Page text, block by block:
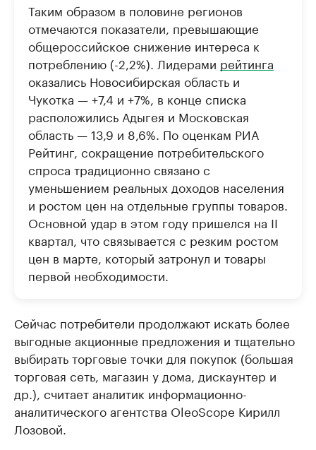
Таким образом в половине регионов
отмечаются показатели, превышающие
общероссийское снижение интереса к
потреблению (-2,2%). Лидерами рейтинга
оказались Новосибирская область и
Чукотка — +7,4 и +7%, в конце списка
расположились Адыгея и Московская
область — 13,9 и 8,6%. По оценкам РИА
Рейтинг, сокращение потребительского
спроса традиционно связано с
уменьшением реальных доходов населения
и ростом цен на отдельные группы товаров.
Основной удар в этом году пришелся на II
квартал, что связывается с резким ростом
цен в марте, который затронул и товары
первой необходимости.
Сейчас потребители продолжают искать более
выгодные акционные предложения и тщательно
выбирать торговые точки для покупок (большая
торговая сеть, магазин у дома, дискаунтер и
др.), считает аналитик информационно-
аналитического агентства OleoScope Кирилл
Лозовой.